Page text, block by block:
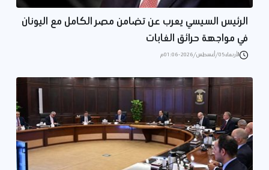
الرئيس السيسي يعرب عن تضامن مصر الكامل مع اليونان
في مواجهة حرائق الغابات
الأربعاء 05/أغسطس/2026 - 01:06 م